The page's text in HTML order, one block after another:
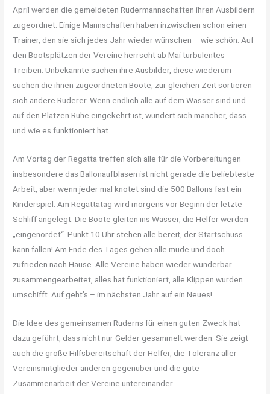
April werden die gemeldeten Rudermannschaften ihren Ausbildern
zugeordnet. Einige Mannschaften haben inzwischen schon einen
Trainer, den sie sich jedes Jahr wieder wünschen – wie schön. Auf
den Bootsplätzen der Vereine herrscht ab Mai turbulentes
Treiben. Unbekannte suchen ihre Ausbilder, diese wiederum
suchen die ihnen zugeordneten Boote, zur gleichen Zeit sortieren
sich andere Ruderer. Wenn endlich alle auf dem Wasser sind und
auf den Plätzen Ruhe eingekehrt ist, wundert sich mancher, dass
und wie es funktioniert hat.
Am Vortag der Regatta treffen sich alle für die Vorbereitungen –
insbesondere das Ballonaufblasen ist nicht gerade die beliebteste
Arbeit, aber wenn jeder mal knotet sind die 500 Ballons fast ein
Kinderspiel. Am Regattatag wird morgens vor Beginn der letzte
Schliff angelegt. Die Boote gleiten ins Wasser, die Helfer werden
„eingenordet“. Punkt 10 Uhr stehen alle bereit, der Startschuss
kann fallen! Am Ende des Tages gehen alle müde und doch
zufrieden nach Hause. Alle Vereine haben wieder wunderbar
zusammengearbeitet, alles hat funktioniert, alle Klippen wurden
umschifft. Auf geht’s – im nächsten Jahr auf ein Neues!
Die Idee des gemeinsamen Ruderns für einen guten Zweck hat
dazu geführt, dass nicht nur Gelder gesammelt werden. Sie zeigt
auch die große Hilfsbereitschaft der Helfer, die Toleranz aller
Vereinsmitglieder anderen gegenüber und die gute
Zusammenarbeit der Vereine untereinander.